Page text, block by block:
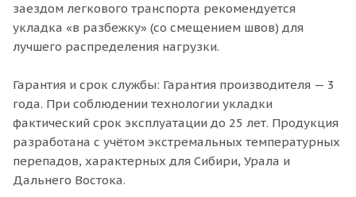
заездом легкового транспорта рекомендуется
укладка «в разбежку» (со смещением швов) для
лучшего распределения нагрузки.
Гарантия и срок службы: Гарантия производителя — 3
года. При соблюдении технологии укладки
фактический срок эксплуатации до 25 лет. Продукция
разработана с учётом экстремальных температурных
перепадов, характерных для Сибири, Урала и
Дальнего Востока.